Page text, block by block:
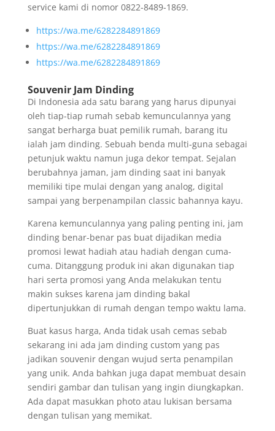
service kami di nomor 0822-8489-1869.
https://wa.me/6282284891869
https://wa.me/6282284891869
https://wa.me/6282284891869
Souvenir Jam Dinding
Di Indonesia ada satu barang yang harus dipunyai
oleh tiap-tiap rumah sebab kemunculannya yang
sangat berharga buat pemilik rumah, barang itu
ialah jam dinding. Sebuah benda multi-guna sebagai
petunjuk waktu namun juga dekor tempat. Sejalan
berubahnya jaman, jam dinding saat ini banyak
memiliki tipe mulai dengan yang analog, digital
sampai yang berpenampilan classic bahannya kayu.
Karena kemunculannya yang paling penting ini, jam
dinding benar-benar pas buat dijadikan media
promosi lewat hadiah atau hadiah dengan cuma-
cuma. Ditanggung produk ini akan digunakan tiap
hari serta promosi yang Anda melakukan tentu
makin sukses karena jam dinding bakal
dipertunjukkan di rumah dengan tempo waktu lama.
Buat kasus harga, Anda tidak usah cemas sebab
sekarang ini ada jam dinding custom yang pas
jadikan souvenir dengan wujud serta penampilan
yang unik. Anda bahkan juga dapat membuat desain
sendiri gambar dan tulisan yang ingin diungkapkan.
Ada dapat masukkan photo atau lukisan bersama
dengan tulisan yang memikat.